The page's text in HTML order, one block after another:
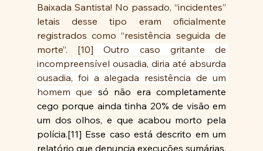
Baixada Santista! No passado, “incidentes”
letais desse tipo eram oficialmente
registrados como “resistência seguida de
morte”. [10] Outro caso gritante de
incompreensível ousadia, diria até absurda
ousadia, foi a alegada resistência de um
homem que só não era completamente
cego porque ainda tinha 20% de visão em
um dos olhos, e que acabou morto pela
polícia.[11] Esse caso está descrito em um
relatório que denuncia execuções sumárias,